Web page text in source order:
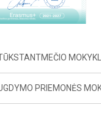
PRIEMONĖS